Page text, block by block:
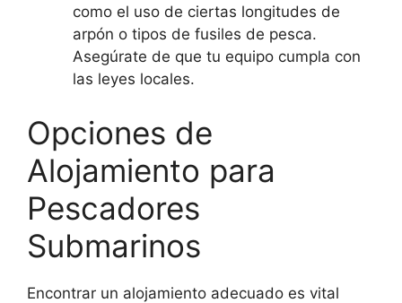
como el uso de ciertas longitudes de
arpón o tipos de fusiles de pesca.
Asegúrate de que tu equipo cumpla con
las leyes locales.
Opciones de
Alojamiento para
Pescadores
Submarinos
Encontrar un alojamiento adecuado es vital